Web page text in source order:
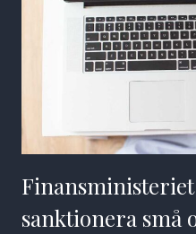
sanktionera små